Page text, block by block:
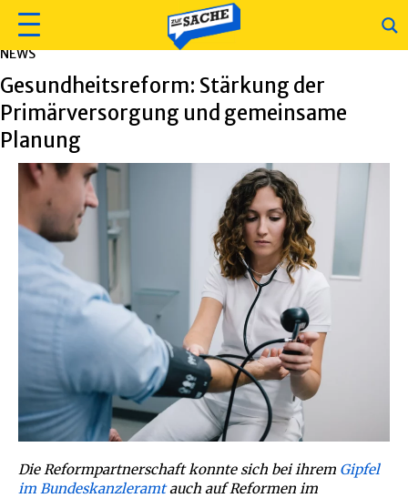
NEWS
Gesundheitsreform: Stärkung der
Primärversorgung und gemeinsame
Planung
Die Reformpartnerschaft konnte sich bei ihrem Gipfel
im Bundeskanzleramtauch auf Reformen im